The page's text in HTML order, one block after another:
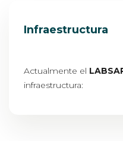
Infraestructura
Actualmente el
infraestructura: